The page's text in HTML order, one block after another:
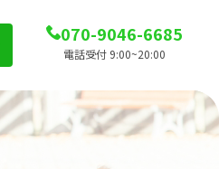
070-9046-6685
電話受付 9:00~20:00